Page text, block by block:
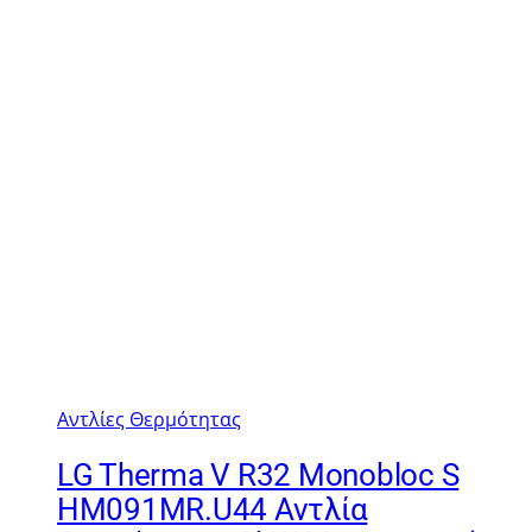
Αντλίες Θερμότητας
LG Therma V R32 Monobloc S
HM091MR.U44 Αντλία